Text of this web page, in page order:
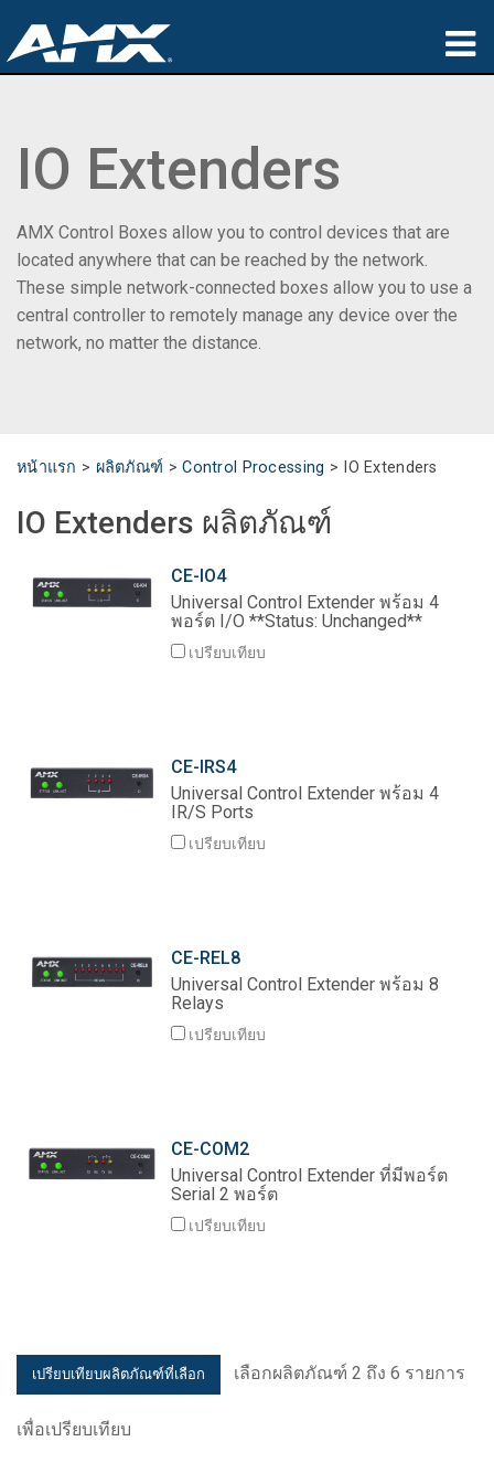
การประยุกต์ใช้
ที่ซื้อสินค้า
การฝึกอบรม
การสนับสนุน
ภาษา/ภูมิภาค
IO Extenders
AMX Control Boxes allow you to control devices that are
located anywhere that can be reached by the network.
These simple network-connected boxes allow you to use a
central controller to remotely manage any device over the
network, no matter the distance.
หน้าแรก > ผลิตภัณฑ์ >Control Processing > IO Extenders
IO Extenders ผลิตภัณฑ์
CE-IO4
Universal Control Extender พร้อม 4
พอร์ต I/O **Status: Unchanged**
เปรียบเทียบ
CE-IRS4
Universal Control Extender พร้อม 4
IR/S Ports
เปรียบเทียบ
CE-REL8
Universal Control Extender พร้อม 8
Relays
เปรียบเทียบ
CE-COM2
Universal Control Extender ที่มีพอร์ต
Serial 2 พอร์ต
เปรียบเทียบ
เลือกผลิตภัณฑ์ 2 ถึง 6 รายการ
เพื่อเปรียบเทียบ